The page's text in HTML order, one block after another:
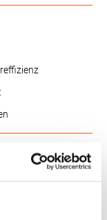
124